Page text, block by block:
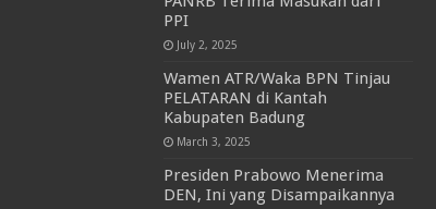
PPI
July 2, 2025
Wamen ATR/Waka BPN Tinjau
PELATARAN di Kantah
Kabupaten Badung
March 3, 2025
Presiden Prabowo Menerima
DEN, Ini yang Disampaikannya